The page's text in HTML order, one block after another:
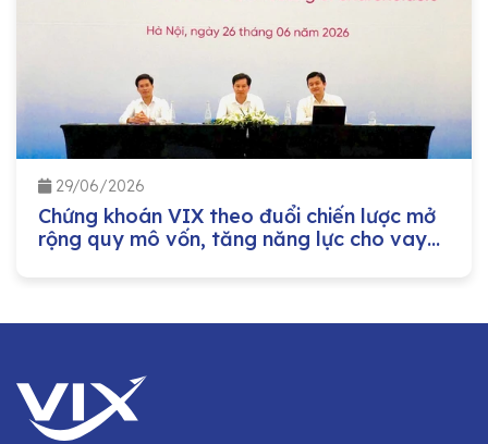
29/06/2026
Chứng khoán VIX theo đuổi chiến lược mở
rộng quy mô vốn, tăng năng lực cho vay